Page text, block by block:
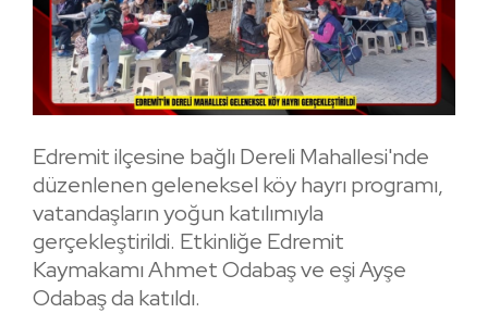
Edremit ilçesine bağlı Dereli Mahallesi'nde
düzenlenen geleneksel köy hayrı programı,
vatandaşların yoğun katılımıyla
gerçekleştirildi. Etkinliğe Edremit
Kaymakamı Ahmet Odabaş ve eşi Ayşe
Odabaş da katıldı.